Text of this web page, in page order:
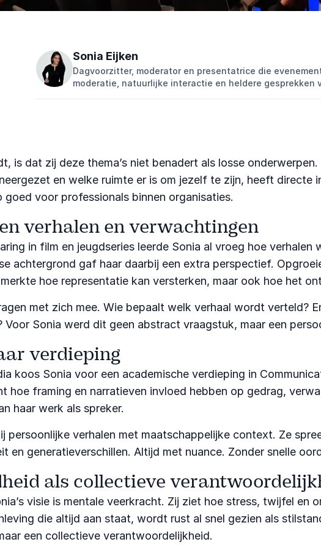
Sonia Eijken
Dagvoorzitter, moderator en presentatrice die
moderatie, natuurlijke interactie en heldere gesprekken
is dat zij deze thema’s niet benadert als losse
en welke ruimte er is om jezelf te zijn, heeft
goed voor professionals binnen organisaties.
verhalen en verwachtingen
in film en jeugdseries leerde Sonia al vroeg hoe
achtergrond gaf haar daarbij een extra perspectief.
hoe representatie kan versterken, maar ook hoe het
met zich mee. Wie bepaalt welk verhaal wordt verteld?
Voor Sonia werd dit geen abstract vraagstuk, maar een
verdieping
koos Sonia voor een academische verdieping in
hoe framing en narratieven invloed hebben op gedrag,
haar werk als spreker.
persoonlijke verhalen met maatschappelijke context. Ze
en generatieverschillen. Altijd met nuance. Zonder snelle
als collectieve
visie is mentale veerkracht. Zij ziet hoe stress, twijfel
die altijd aan staat, wordt rust al snel gezien als
een collectieve verantwoordelijkheid.